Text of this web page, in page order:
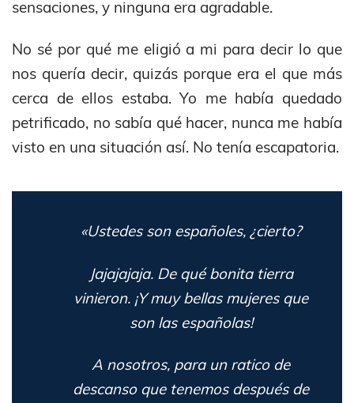
sensaciones, y ninguna era agradable.
No sé por qué me eligió a mi para decir lo que
nos quería decir, quizás porque era el que más
cerca de ellos estaba. Yo me había quedado
petrificado, no sabía qué hacer, nunca me había
visto en una situación así. No tenía escapatoria.
«Ustedes son españoles, ¿cierto?
Jajajajaja. De qué bonita tierra
vinieron. ¡Y muy bellas mujeres que
son las españolas!
A nosotros, para un ratico de
descanso que tenemos después de